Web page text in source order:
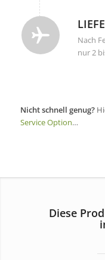
Nach
nur 2
Nicht schnell genug?
Service Option…
Diese